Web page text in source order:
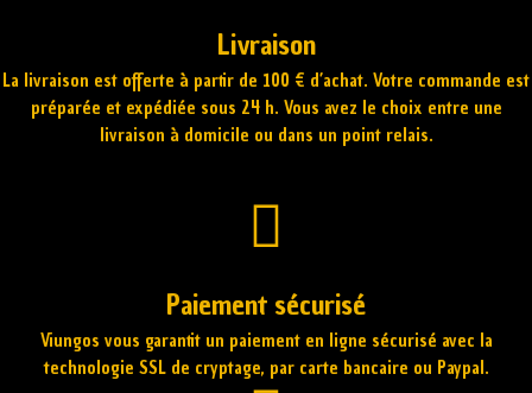
Livraison
La livraison est offerte à partir de 100 € d’achat. Votre commande est
préparée et expédiée sous 24 h. Vous avez le choix entre une
livraison à domicile ou dans un point relais.
Paiement sécurisé
Viungos vous garantit un paiement en ligne sécurisé avec la
technologie SSL de cryptage, par carte bancaire ou Paypal.